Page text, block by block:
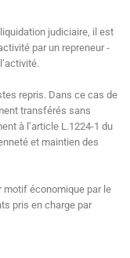
judiciaire, il est
par un repreneur -
repris. Dans ce cas de
transférés sans
à l’article L.1224-1 du
et maintien des
motif économique par le
pris en charge par